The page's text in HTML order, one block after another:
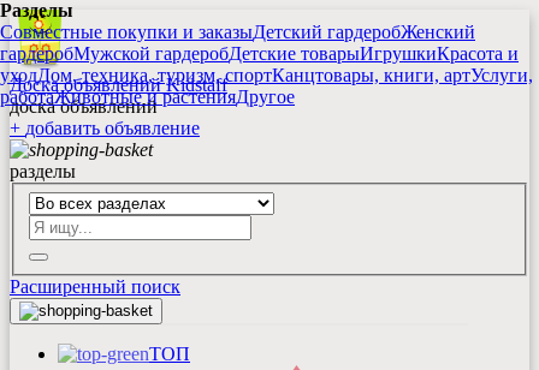
Разделы
Совместные покупки и заказыДетский гардеробЖенский
гардеробМужской гардеробДетские товарыИгрушкиКрасота и
уходДом, техника, туризм, спортКанцтовары, книги, артУслуги,
работаЖивотные и растенияДругое
Доска объявлений Kidstaff
доска объявлений
+ добавить объявление
разделы
Расширенный поиск
ТОП